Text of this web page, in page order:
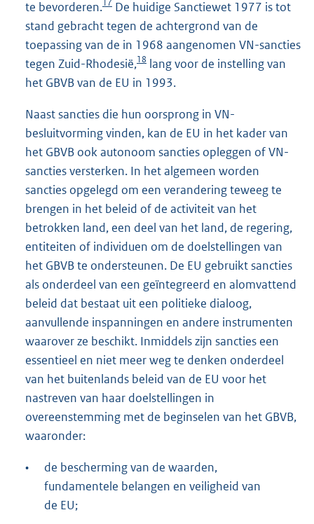
te bevorderen.
De huidige Sanctiewet 1977 is tot
stand gebracht tegen de achtergrond van de
toepassing van de in 1968 aangenomen VN-sancties
tegen Zuid-Rhodesië,18 lang voor de instelling van
het GBVB van de EU in 1993.
Naast sancties die hun oorsprong in VN-
besluitvorming vinden, kan de EU in het kader van
het GBVB ook autonoom sancties opleggen of VN-
sancties versterken. In het algemeen worden
sancties opgelegd om een verandering teweeg te
brengen in het beleid of de activiteit van het
betrokken land, een deel van het land, de regering,
entiteiten of individuen om de doelstellingen van
het GBVB te ondersteunen. De EU gebruikt sancties
als onderdeel van een geïntegreerd en alomvattend
beleid dat bestaat uit een politieke dialoog,
aanvullende inspanningen en andere instrumenten
waarover ze beschikt. Inmiddels zijn sancties een
essentieel en niet meer weg te denken onderdeel
van het buitenlands beleid van de EU voor het
nastreven van haar doelstellingen in
overeenstemming met de beginselen van het GBVB,
waaronder:
•
de bescherming van de waarden,
fundamentele belangen en veiligheid van
de EU;